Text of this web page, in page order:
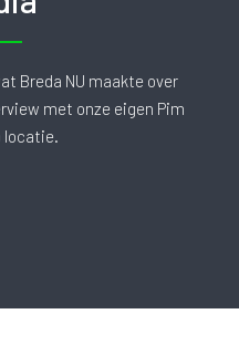
Breda NU maakte over
met onze eigen Pim
locatie.